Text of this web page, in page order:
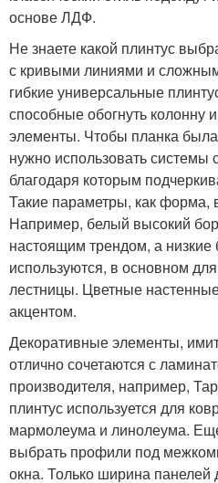
основе ЛДФ.
Не знаете какой плинтус
с кривыми линиями и
гибкие универсальные
способные обогнуть колонну
элементы. Чтобы планка
нужно использовать системы
благодаря которым
Такие параметры, как форма,
Например, белый высокий
настоящим трендом, а
используются, в основном
лестницы. Цветные
акцентом.
Декоративные элементы,
отлично сочетаются с
производителя, например,
плинтус используется для
мармолеума и линолеума.
выбрать профили под
окна. Только ширина панелей